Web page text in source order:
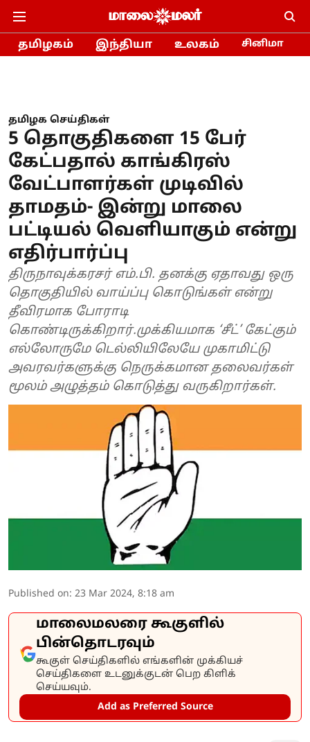
தமிழகம் இந்தியா உலகம் சினிமா
தமிழக செய்திகள்
5 தொகுதிகளை 15 பேர்
கேட்பதால் காங்கிரஸ்
வேட்பாளர்கள் முடிவில்
தாமதம்- இன்று மாலை
பட்டியல் வெளியாகும் என்று
எதிர்பார்ப்பு
திருநாவுக்கரசர் எம்.பி. தனக்கு ஏதாவது ஒரு
தொகுதியில் வாய்ப்பு கொடுங்கள் என்று
தீவிரமாக போராடி
கொண்டிருக்கிறார்.முக்கியமாக ‘சீட்’ கேட்கும்
எல்லோருமே டெல்லியிலேயே முகாமிட்டு
அவரவர்களுக்கு நெருக்கமான தலைவர்கள்
மூலம் அழுத்தம் கொடுத்து வருகிறார்கள்.
Published on: 23 Mar 2024, 8:18 am
மாலைமலரை கூகுளில்
பின்தொடரவும்
கூகுள் செய்திகளில் எங்களின் முக்கியச்
செய்திகளை உடனுக்குடன் பெற கிளிக்
செய்யவும்.
Add as Preferred Source